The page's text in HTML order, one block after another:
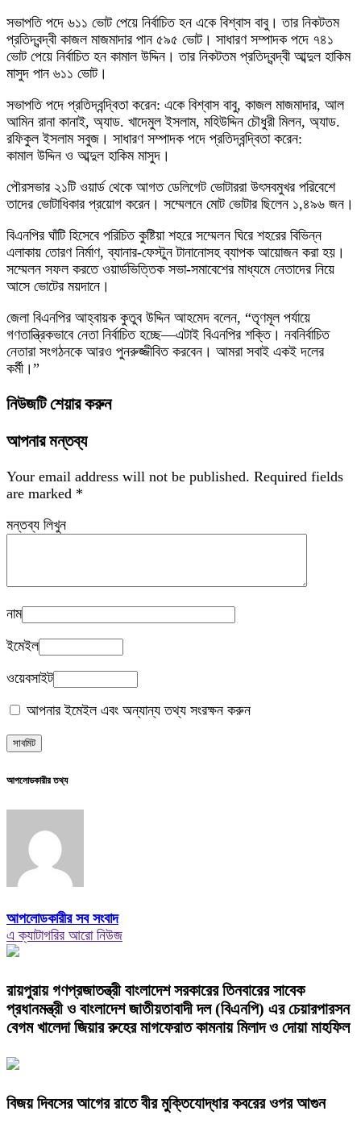
সভাপতি পদে ৬১১ ভোট পেয়ে নির্বাচিত হন একে বিশ্বাস বাবু। তার নিকটতম
প্রতিদ্বন্দ্বী কাজল মাজমাদার পান ৫৯৫ ভোট। সাধারণ সম্পাদক পদে ৭৪১
ভোট পেয়ে নির্বাচিত হন কামাল উদ্দিন। তার নিকটতম প্রতিদ্বন্দ্বী আব্দুল হাকিম
মাসুদ পান ৬১১ ভোট।
সভাপতি পদে প্রতিদ্বন্দ্বিতা করেন: একে বিশ্বাস বাবু, কাজল মাজমাদার, আল
আমিন রানা কানাই, অ্যাড. খাদেমুল ইসলাম, মহিউদ্দিন চৌধুরী মিলন, অ্যাড.
রফিকুল ইসলাম সবুজ। সাধারণ সম্পাদক পদে প্রতিদ্বন্দ্বিতা করেন:
কামাল উদ্দিন ও আব্দুল হাকিম মাসুদ।
পৌরসভার ২১টি ওয়ার্ড থেকে আগত ডেলিগেট ভোটাররা উৎসবমুখর পরিবেশে
তাদের ভোটাধিকার প্রয়োগ করেন। সম্মেলনে মোট ভোটার ছিলেন ১,৪৯৬ জন।
বিএনপির ঘাঁটি হিসেবে পরিচিত কুষ্টিয়া শহরে সম্মেলন ঘিরে শহরের বিভিন্ন
এলাকায় তোরণ নির্মাণ, ব্যানার-ফেস্টুন টানানোসহ ব্যাপক আয়োজন করা হয়।
সম্মেলন সফল করতে ওয়ার্ডভিত্তিক সভা-সমাবেশের মাধ্যমে নেতাদের নিয়ে
আসে ভোটের ময়দানে।
জেলা বিএনপির আহ্বায়ক কুতুব উদ্দিন আহমেদ বলেন, “তৃণমূল পর্যায়ে
গণতান্ত্রিকভাবে নেতা নির্বাচিত হচ্ছে—এটাই বিএনপির শক্তি। নবনির্বাচিত
নেতারা সংগঠনকে আরও পুনরুজ্জীবিত করবেন। আমরা সবাই একই দলের
কর্মী।”
নিউজটি শেয়ার করুন
আপনার মন্তব্য
Your email address will not be published. Required fields
are marked *
মন্তব্য লিখুন
নাম
ইমেইল
ওয়েবসাইট
আপনার ইমেইল এবং অন্যান্য তথ্য সংরক্ষন করুন
আপলোডকারীর তথ্য
আপলোডকারীর সব সংবাদ
এ ক্যাটাগরির আরো নিউজ
রায়পুরায় গণপ্রজাতন্ত্রী বাংলাদেশ সরকারের তিনবারের সাবেক
প্রধানমন্ত্রী ও বাংলাদেশ জাতীয়তাবাদী দল (বিএনপি) এর চেয়ারপারসন
বেগম খালেদা জিয়ার রুহের মাগফেরাত কামনায় মিলাদ ও দোয়া মাহফিল
বিজয় দিবসের আগের রাতে বীর মুক্তিযোদ্ধার কবরের ওপর আগুন